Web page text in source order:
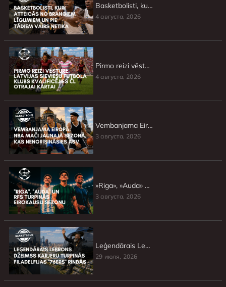
Basketbolisti, kuri atteicās no brangiem līgumiem un pie tādiem vairs netika
4 августа, 2026
Pirmo reizi vēsturē Latvijas sieviešu futbola klubs kvalificējies ČL otrajai kārtai
4 августа, 2026
Vembanjama Eiropā: NBA mači jaunajā sezonā, kas nenorisināsies ASV
3 августа, 2026
»Riga», »Auda» un RFS turpinās Eirokausu sezonu
3 августа, 2026
Leģendārais Lebrons Džeimss karjeru turpinās Filadelfijas »76ers» rindās
29 июля, 2026